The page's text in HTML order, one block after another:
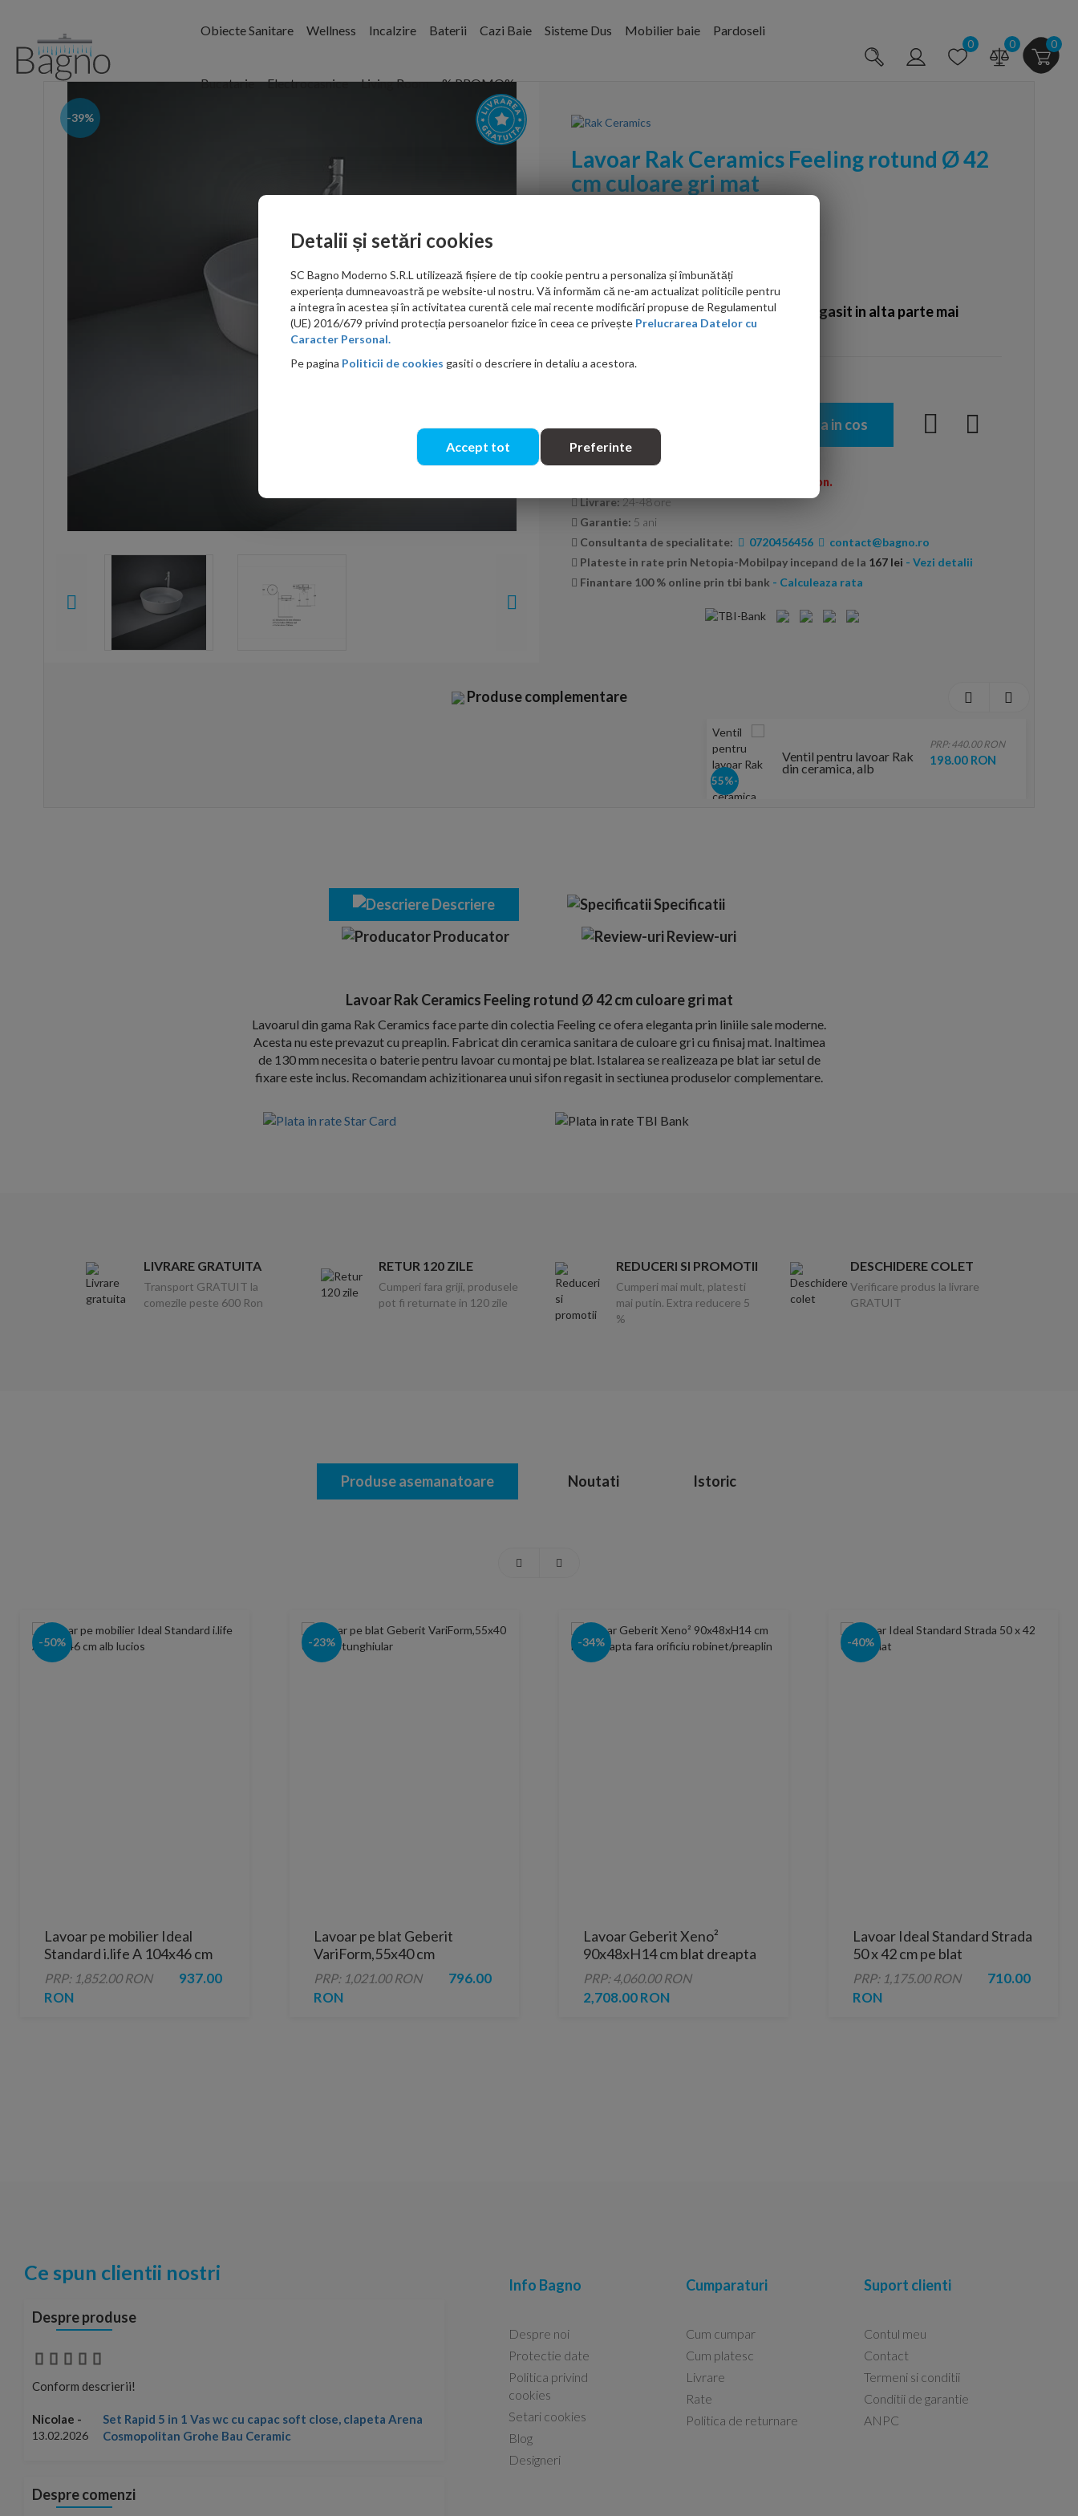
Obiecte Sanitare Wellness Incalzire Baterii Cazi Baie Sisteme Dus Mobilier baie Pardoseli
Bucatarie Electrocasnice Living Room % PROMO%
0 0 0
-39%
Lavoar Rak Ceramics Feeling rotund Ø 42
cm culoare gri mat
999.00 RON
Ati gasit in alta parte mai
ieftin?
Adauga in cos
Transport GRATUIT la comenzi peste 600 Ron.
Livrare:24-48 ore
Garantie: 5 ani
Consultanta de specialitate:
0720456456
contact@bagno.ro
Plateste in rate prin Netopia-Mobilpay incepand de la 167 lei - Vezi detalii
Finantare 100 % online prin tbi bank - Calculeaza rata
Produse complementare
-55%
Ventil pentru lavoar Rak
din ceramica, alb
PRP: 440.00 RON
198.00 RON
Descriere
Specificatii
Producator
Review-uri
Lavoar Rak Ceramics Feeling rotund Ø 42 cm culoare gri mat
Lavoarul din gama Rak Ceramics face parte din colectia Feeling ce ofera eleganta prin liniile sale moderne.
Acesta nu este prevazut cu preaplin. Fabricat din ceramica sanitara de culoare gri cu finisaj mat. Inaltimea
de 130 mm necesita o baterie pentru lavoar cu montaj pe blat. Istalarea se realizeaza pe blat iar setul de
fixare este inclus. Recomandam achizitionarea unui sifon regasit in sectiunea produselor complementare.
LIVRARE GRATUITA
Transport GRATUIT la
comezile peste 600 Ron
RETUR 120 ZILE
Cumperi fara griji, produsele
pot fi returnate in 120 zile
REDUCERI SI PROMOTII
Cumperi mai mult, platesti
mai putin. Extra reducere 5
%
DESCHIDERE COLET
Verificare produs la livrare
GRATUIT
Produse asemanatoare Noutati Istoric
-50%
Lavoar pe mobilier Ideal
Standard i.life A 104x46 cm
alb lucios
PRP: 1,852.00 RON
937.00
RON
-23%
Lavoar pe blat Geberit
VariForm,55x40 cm
dreptunghiular
PRP: 1,021.00 RON
796.00
RON
-34%
Lavoar Geberit Xeno²
90x48xH14 cm blat dreapta
fara orificiu robinet/preaplin
PRP: 4,060.00 RON
2,708.00 RON
-40%
Lavoar Ideal Standard Strada
50 x 42 cm pe blat
PRP: 1,175.00 RON
710.00
RON
Ce spun clientii nostri
Despre produse
Conform descrierii!
Nicolae -
13.02.2026
Set Rapid 5 in 1 Vas wc cu capac soft close, clapeta Arena
Cosmopolitan Grohe Bau Ceramic
Conform descrierii!
13.02.2026
Capacele Grohe sunt de bună calitate și se
Marius -08.02.2026
Despre comenzi
Info Bagno
Despre noi
Protectie date
Politica privind
cookies
Setari cookies
Blog
Designeri
Cumparaturi
Cum cumpar
Cum platesc
Livrare
Rate
Politica de returnare
Suport clienti
Contul meu
Contact
Termeni si conditii
Conditii de garantie
ANPC
Detalii și setări cookies
SC Bagno Moderno S.R.L utilizează fișiere de tip cookie pentru a personaliza și îmbunătăți
experiența dumneavoastră pe website-ul nostru. Vă informăm că ne-am actualizat politicile pentru
a integra în acestea și în activitatea curentă cele mai recente modificări propuse de Regulamentul
(UE) 2016/679 privind protecția persoanelor fizice în ceea ce privește Prelucrarea Datelor cu
Caracter Personal.
Pe pagina Politicii de cookies gasiti o descriere in detaliu a acestora.
Accept tot Preferinte